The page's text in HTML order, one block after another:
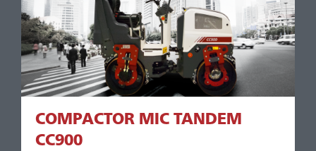
COMPACTOR MIC TANDEM
CC900